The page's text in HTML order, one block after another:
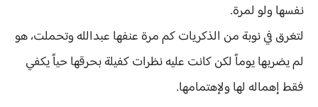
نفسها ولو لمرة.
لتغرق في نوبة من الذكريات كم مرة عنفها عبدالله وتحملت، هو
لم يضربها يوماً لكن كانت عليه نظرات كفيلة بحرقها حياً يكفي
فقط إهماله لها ولإهتمامها.